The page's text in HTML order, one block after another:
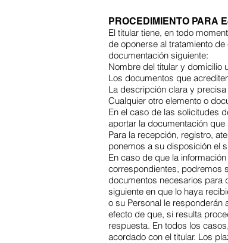
PROCEDIMIENTO PARA
El titular tiene, en todo
de oponerse al tratamiento
documentación siguiente:
Nombre del titular y domicilio
Los documentos que
La descripción clara y
Cualquier otro elemento o
En el caso de las solicitudes
aportar la documentación
Para la recepción, registro,
ponemos a su disposición el
En caso de que la
correspondientes, podremos
documentos necesarios para
siguiente en que lo haya
o su Personal le responderán
efecto de que, si resulta
respuesta. En todos los
acordado con el titular. Los